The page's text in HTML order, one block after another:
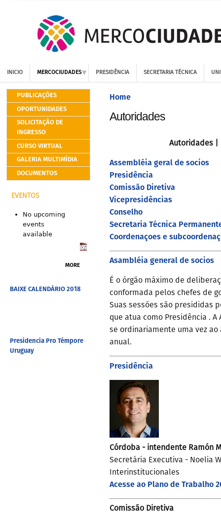
INICIO MERCOCIUDADES PRESIDÊNCIA SECRETARIA TÉCNICA
PUBLICAÇÕES
OPORTUNIDADES
SOLICITAÇÃO DE
INGRESSO
CURSO VIRTUAL
GALERIA MULTIMÍDIA
DOCUMENTOS
EVENTOS
No upcoming
events
available
MORE
BAIXE CALENDÁRIO 2018
Presidencia Pro Témpore
Uruguay
Home
Autoridades
Autoridades |
Assembléia geral de socios
Presidência
Comissão Diretiva
Vicepresidências
Conselho
Secretaria Técnica
Coordenaçoes e
Asambléia general de socios
É o órgão máximo de
conformada pelos chefes de
Suas sessões são presididas
que atua como Presidência .
se ordinariamente uma vez
anual.
Presidência
Córdoba - intendente Ramón
Secretária Executiva - Noelia
Interinstitucionales
Acesse ao Plano de Trabalho
Comissão Diretiva